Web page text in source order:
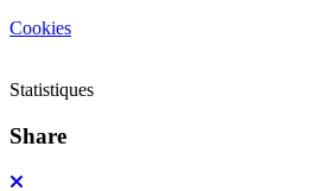
Cookies
Statistiques
Share